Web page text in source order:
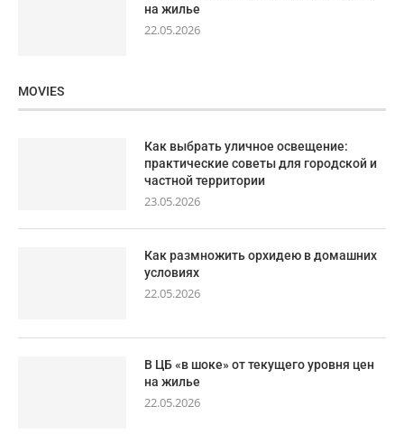
на жилье
22.05.2026
MOVIES
Как выбрать уличное освещение:
практические советы для городской и
частной территории
23.05.2026
Как размножить орхидею в домашних
условиях
22.05.2026
В ЦБ «в шоке» от текущего уровня цен
на жилье
22.05.2026